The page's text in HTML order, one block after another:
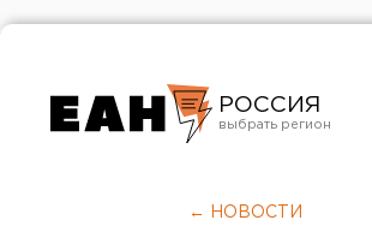
РОССИЯ
Челябинск
← НОВОСТИ